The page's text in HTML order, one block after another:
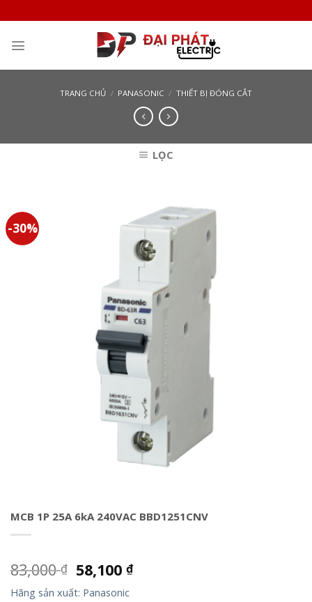
to
content
TRANG CHỦ / PANASONIC / THIẾT BỊ ĐÓNG CẮT
LỌC
-30%
MCB 1P 25A 6kA 240VAC BBD1251CNV
83,000₫ 58,100₫
Hãng sản xuất: Panasonic